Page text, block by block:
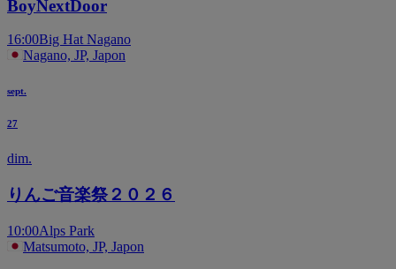
BoyNextDoor
16:00Big Hat Nagano
Nagano, JP, Japon
sept.
27
dim.
りんご音楽祭２０２６
10:00Alps Park
Matsumoto, JP, Japon